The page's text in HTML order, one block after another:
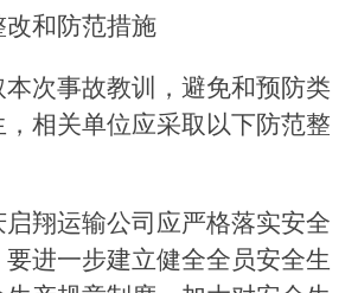
和防范措施
本次事故教训，避免和预防类
相关单位应采取以下防范整
启翔运输公司应严格落实安全
进一步建立健全全员安全生